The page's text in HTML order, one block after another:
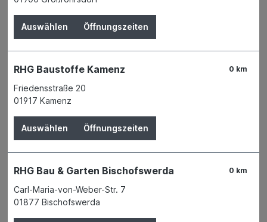
TRIUSO-QUALITÄTSWERKZEUGE GMBH
Auswählen Öffnungszeiten
0 km
RHG Baustoffe Kamenz
Friedensstraße 20
01917 Kamenz
Auswählen Öffnungszeiten
0 km
RHG Bau & Garten Bischofswerda
Carl-Maria-von-Weber-Str. 7
01877 Bischofswerda